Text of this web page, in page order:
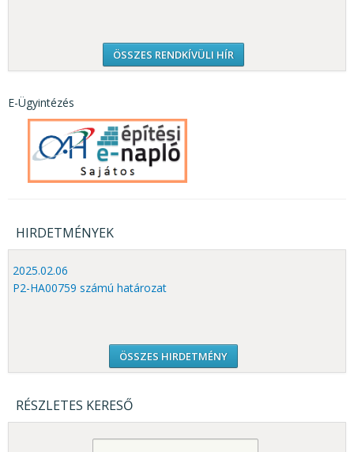
ÖSSZES RENDKÍVÜLI HÍR
E-Ügyintézés
HIRDETMÉNYEK
2025.02.06
P2-HA00759 számú határozat
ÖSSZES HIRDETMÉNY
RÉSZLETES KERESŐ